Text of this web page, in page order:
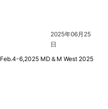
2025年06月25
日
Feb.4-6,2025 MD＆M West 2025